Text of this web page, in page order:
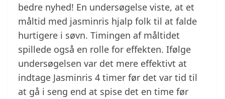
bedre nyhed! En undersøgelse viste, at et
måltid med jasminris hjalp folk til at falde
hurtigere i søvn. Timingen af måltidet
spillede også en rolle for effekten. Ifølge
undersøgelsen var det mere effektivt at
indtage Jasminris 4 timer før det var tid til
at gå i seng end at spise det en time før